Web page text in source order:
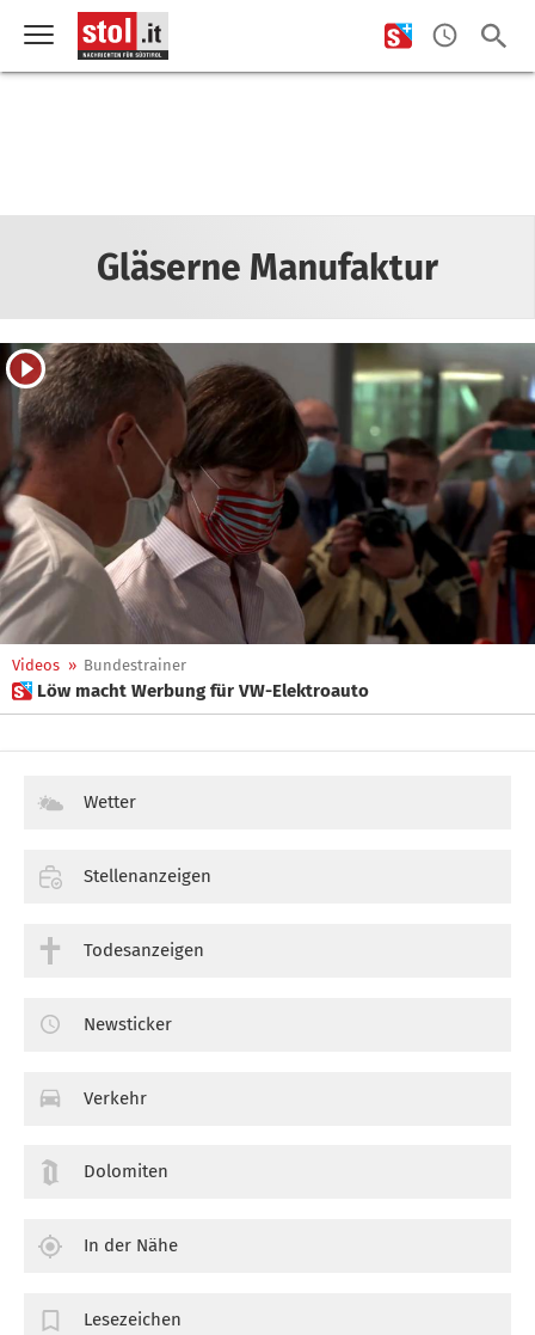
Gläserne Manufaktur
Videos » Bundestrainer
 Löw macht Werbung für VW-Elektroauto
Wetter
Stellenanzeigen
Todesanzeigen
Newsticker
Verkehr
Dolomiten
In der Nähe
Lesezeichen